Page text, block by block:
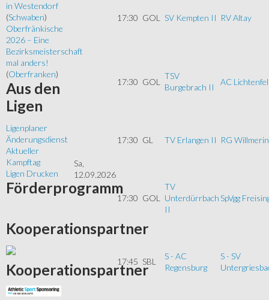
Sa,
12.09.2026
17:30 GOL SV Kempten II RV Altay
17:30 GOL
TSV
Burgebrach II
AC
17:30 GL TV Erlangen II RG
17:30 GOL
TV
Unterdürrbach
II
SpVgg
17:45 SBL
S - AC
Regensburg
S - SV
in Westendorf
(Schwaben)
Oberfränkische
2026 – Eine
Bezirksmeisterschaft
mal anders!
(Oberfranken)
Aus den
Ligen
Ligenplaner
Änderungsdienst
Aktueller
Kampftag
Ligen Drucken
Förderprogramm
Kooperationspartner
Kooperationspartner